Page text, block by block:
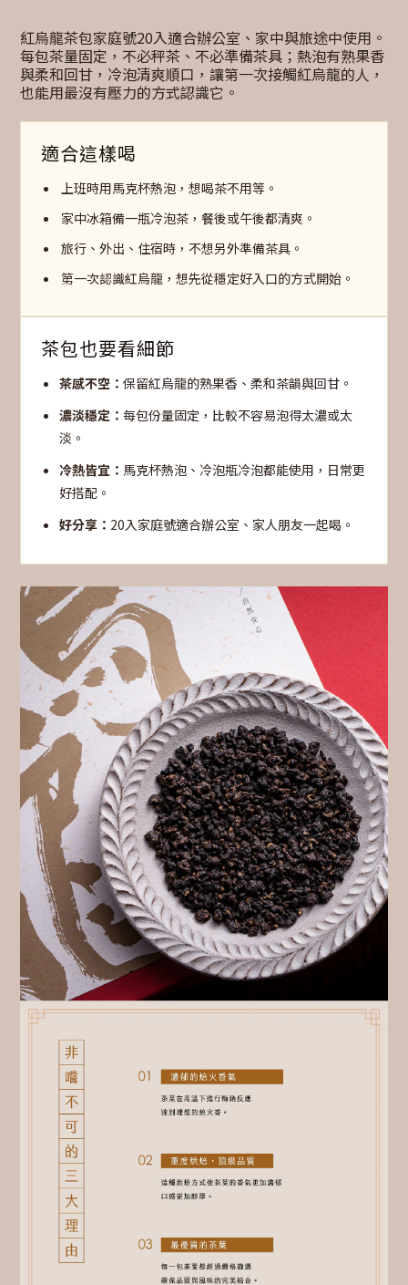
紅烏龍茶包家庭號20入適合辦公室、家中與旅途中使用。
每包茶量固定，不必秤茶、不必準備茶具；熱泡有熟果香
與柔和回甘，冷泡清爽順口，讓第一次接觸紅烏龍的人，
也能用最沒有壓力的方式認識它。
適合這樣喝
上班時用馬克杯熱泡，想喝茶不用等。
家中冰箱備一瓶冷泡茶，餐後或午後都清爽。
旅行、外出、住宿時，不想另外準備茶具。
第一次認識紅烏龍，想先從穩定好入口的方式開始。
茶包也要看細節
茶感不空： 保留紅烏龍的熟果香、柔和茶韻與回甘。
濃淡穩定： 每包份量固定，比較不容易泡得太濃或太
淡。
冷熱皆宜： 馬克杯熱泡、冷泡瓶冷泡都能使用，日常更
好搭配。
好分享： 20入家庭號適合辦公室、家人朋友一起喝。